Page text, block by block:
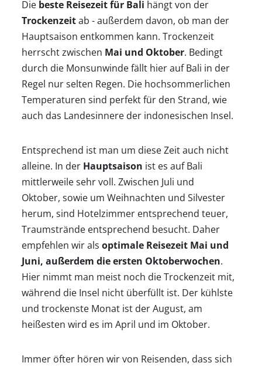
Die beste Reisezeit für Bali hängt von der
Trockenzeitab - außerdem davon, ob man der
Hauptsaison entkommen kann. Trockenzeit
herrscht zwischen Mai und Oktober. Bedingt
durch die Monsunwinde fällt hier auf Bali in der
Regel nur selten Regen. Die hochsommerlichen
Temperaturen sind perfekt für den Strand, wie
auch das Landesinnere der indonesischen Insel.
Entsprechend ist man um diese Zeit auch nicht
alleine. In der Hauptsaison ist es auf Bali
mittlerweile sehr voll. Zwischen Juli und
Oktober, sowie um Weihnachten und Silvester
herum, sind Hotelzimmer entsprechend teuer,
Traumstrände entsprechend besucht. Daher
empfehlen wir als optimale Reisezeit Mai und
Juni, außerdem die ersten Oktoberwochen.
Hier nimmt man meist noch die Trockenzeit mit,
während die Insel nicht überfüllt ist. Der kühlste
und trockenste Monat ist der August, am
heißesten wird es im April und im Oktober.
Immer öfter hören wir von Reisenden, dass sich